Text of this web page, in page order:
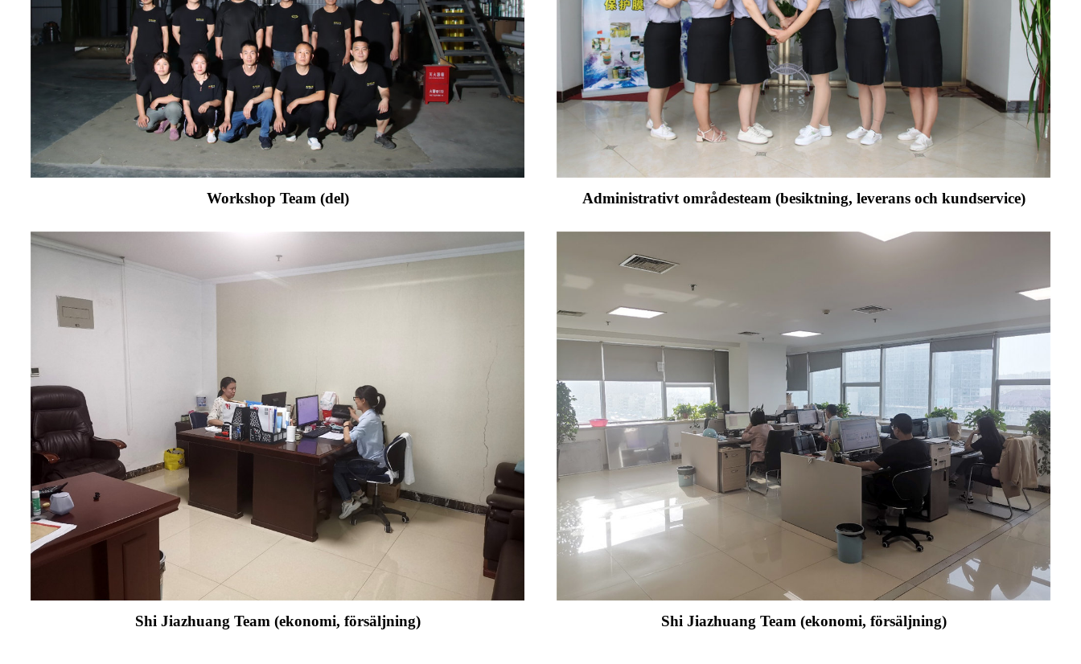
Workshop Team (del) Administrativt områdesteam (besiktning, leverans och kundservice)
Shi Jiazhuang Team (ekonomi, försäljning) Shi Jiazhuang Team (ekonomi, försäljning)